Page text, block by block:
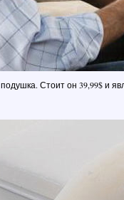
Стоит он 39,99$ и